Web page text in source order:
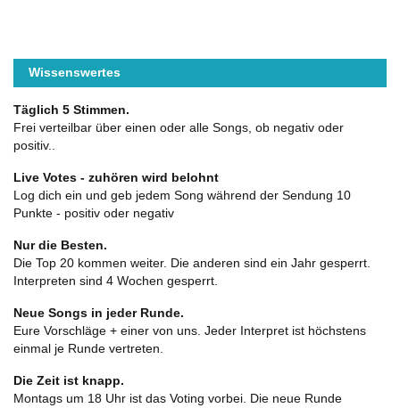
Wissenswertes
Täglich 5 Stimmen.
Frei verteilbar über einen oder alle Songs, ob negativ oder
positiv..
Live Votes - zuhören wird belohnt
Log dich ein und geb jedem Song während der Sendung 10
Punkte - positiv oder negativ
Nur die Besten.
Die Top 20 kommen weiter. Die anderen sind ein Jahr gesperrt.
Interpreten sind 4 Wochen gesperrt.
Neue Songs in jeder Runde.
Eure Vorschläge + einer von uns. Jeder Interpret ist höchstens
einmal je Runde vertreten.
Die Zeit ist knapp.
Montags um 18 Uhr ist das Voting vorbei. Die neue Runde